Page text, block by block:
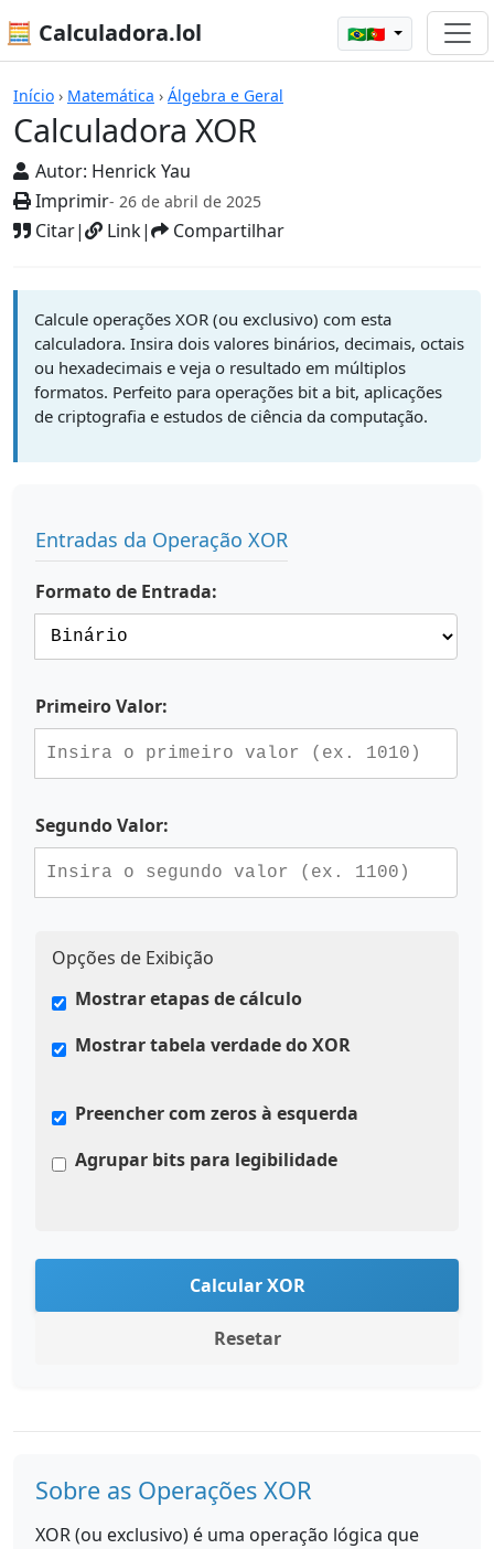
🧮 Calculadora.lol 🇧🇷🇵🇹
Início › Matemática › Álgebra e Geral
Calculadora XOR
Autor: Henrick Yau
Imprimir- 26 de abril de 2025
Citar| Link| Compartilhar
Calculadoras
Calcule operações XOR (ou exclusivo) com esta
calculadora. Insira dois valores binários, decimais, octais
ou hexadecimais e veja o resultado em múltiplos
formatos. Perfeito para operações bit a bit, aplicações
de criptografia e estudos de ciência da computação.
Entradas da Operação XOR
Formato de Entrada:
Primeiro Valor:
Segundo Valor:
Opções de Exibição
Mostrar etapas de cálculo
Mostrar tabela verdade do XOR
Preencher com zeros à esquerda
Agrupar bits para legibilidade
Calcular XOR
Resetar
Sobre as Operações XOR
XOR (ou exclusivo) é uma operação lógica que